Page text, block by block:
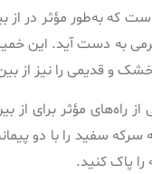
که به‌طور مؤثر در از
به دست آید. این خمیر
و قدیمی را نیز از
راه‌های مؤثر برای از
سفید را با دو
پاک کنید.